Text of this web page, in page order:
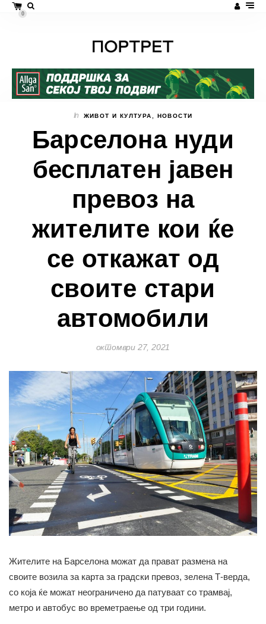
0
In ЖИВОТ И КУЛТУРА НОВОСТИ
Барселона нуди
бесплатен јавен
превоз на
жителите кои ќе
се откажат од
своите стари
автомобили
октомври 27, 2021
Жителите на Барселона можат да прават размена на
своите возила за карта за градски превоз, зелена Т-вердa,
со која ќе можат неограничено да патуваат со трамвај,
метро и автобус во времетраење од три години.